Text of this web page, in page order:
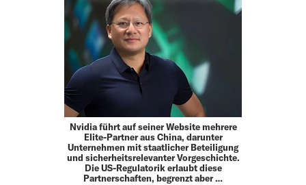
Nvidia führt auf seiner Website mehrere
Elite-Partner aus China, darunter
Unternehmen mit staatlicher Beteiligung
und sicherheitsrelevanter Vorgeschichte.
Die US-Regulatorik erlaubt diese
Partnerschaften, begrenzt aber …